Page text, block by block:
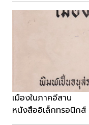
เมืองในภาคอีสาน
หนังสืออิเล็กทรอนิกส์